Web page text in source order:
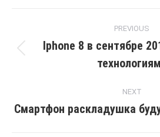
navigation
PREVIOUS
post:
Iphone 8 в сентябре
NEXT
Next
Смартфон раскладушка